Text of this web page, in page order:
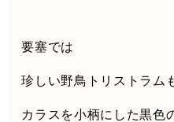
要塞では
珍しい野鳥トリストラム
カラスを小柄にした黒色